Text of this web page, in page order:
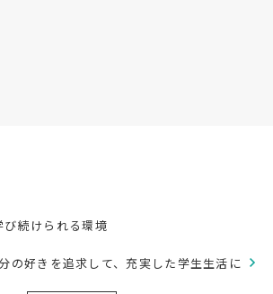
続けられる環境
の好きを追求して、充実した学生生活に